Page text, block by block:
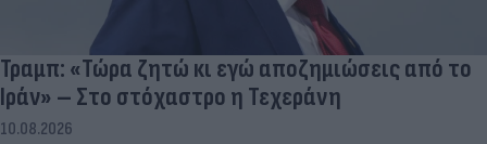
Τραμπ: «Τώρα ζητώ κι εγώ αποζημιώσεις από το
Ιράν» – Στο στόχαστρο η Τεχεράνη
10.08.2026